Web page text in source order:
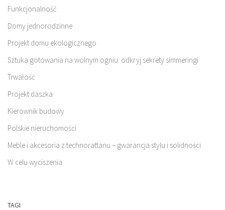
Funkcjonalność
Domy jednorodzinne
Projekt domu ekologicznego
Sztuka gotowania na wolnym ogniu: odkryj sekrety simmeringi
Trwałość
Projekt daszka
Kierownik budowy
Polskie nieruchomości
Meble i akcesoria z technorattanu – gwarancja stylu i solidności
W celu wyciszenia
TAGI